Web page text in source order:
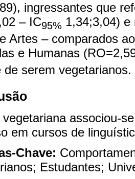
ingressantes que
– IC95% 1,34;3,04) e
Artes – comparados
e Humanas
de serem vegetarianos.
associou-
em cursos de
Chave:
Estudantes;